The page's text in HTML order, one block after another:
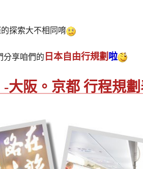
探索大不相同唷
分享咱們的 日本自由行規劃 啦
大阪。京都 行程規